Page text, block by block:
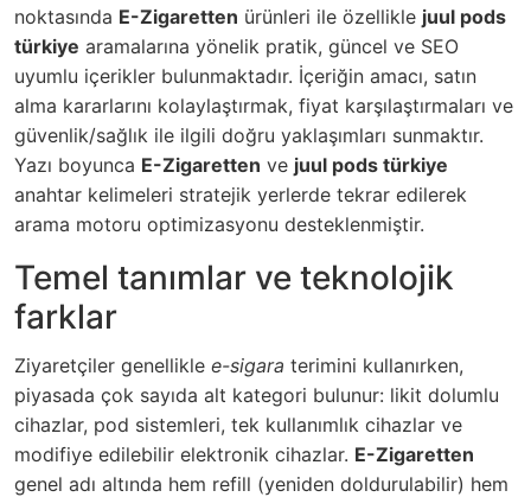
noktasında E-Zigaretten ürünleri ile özellikle juul pods
türkiye aramalarına yönelik pratik, güncel ve SEO
uyumlu içerikler bulunmaktadır. İçeriğin amacı, satın
alma kararlarını kolaylaştırmak, fiyat karşılaştırmaları ve
güvenlik/sağlık ile ilgili doğru yaklaşımları sunmaktır.
Yazı boyunca E-Zigaretten ve juul pods türkiye
anahtar kelimeleri stratejik yerlerde tekrar edilerek
arama motoru optimizasyonu desteklenmiştir.
Temel tanımlar ve teknolojik
farklar
Ziyaretçiler genellikle e-sigara terimini kullanırken,
piyasada çok sayıda alt kategori bulunur: likit dolumlu
cihazlar, pod sistemleri, tek kullanımlık cihazlar ve
modifiye edilebilir elektronik cihazlar. E-Zigaretten
genel adı altında hem refill (yeniden doldurulabilir) hem